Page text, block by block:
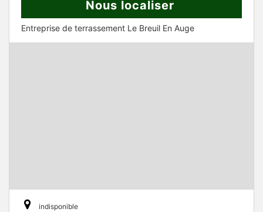
Nous localiser
Entreprise de terrassement Le Breuil En Auge
indisponible